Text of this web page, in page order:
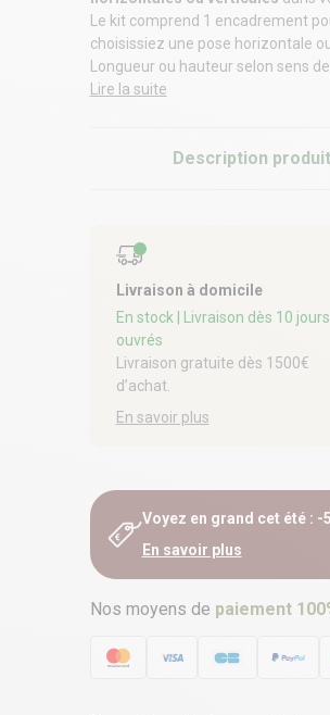
Le kit comprend 1 encadrement
choisissiez une pose horizontale
Longueur ou hauteur selon sens
Lire la suite
Description
Livraison à domicile
En stock
| Livraison dès 10 jours
ouvrés
Livraison gratuite dès 1500€
d’achat.
En savoir plus
Voyez en grand cet été : -
En savoir plus
Nos moyens de paiement